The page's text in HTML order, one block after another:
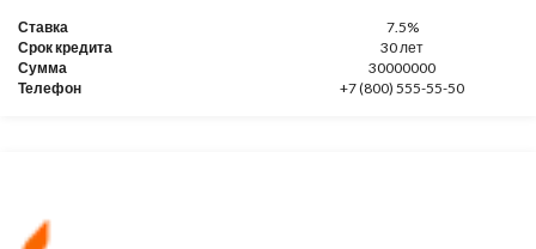
Ставка
7.5%
Срок кредита
30 лет
Сумма
30000000
Телефон
+7 (800) 555-55-50